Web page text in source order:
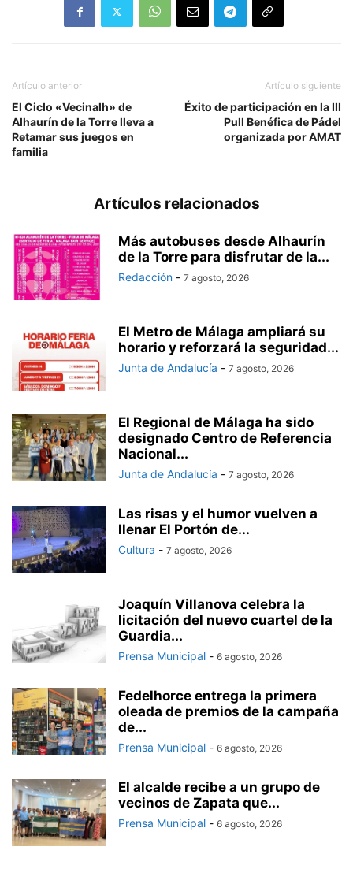
Artículo anterior
El Ciclo «Vecinalh» de
Alhaurín de la Torre lleva a
Retamar sus juegos en
familia
Artículo siguiente
Éxito de participación en la III
Pull Benéfica de Pádel
organizada por AMAT
Artículos relacionados
Más autobuses desde Alhaurín
de la Torre para disfrutar de la...
Redacción - 7 agosto, 2026
El Metro de Málaga ampliará su
horario y reforzará la seguridad...
Junta de Andalucía - 7 agosto, 2026
El Regional de Málaga ha sido
designado Centro de Referencia
Nacional...
Junta de Andalucía - 7 agosto, 2026
Las risas y el humor vuelven a
llenar El Portón de...
Cultura - 7 agosto, 2026
Joaquín Villanova celebra la
licitación del nuevo cuartel de la
Guardia...
Prensa Municipal - 6 agosto, 2026
Fedelhorce entrega la primera
oleada de premios de la campaña
de...
Prensa Municipal - 6 agosto, 2026
El alcalde recibe a un grupo de
vecinos de Zapata que...
Prensa Municipal - 6 agosto, 2026